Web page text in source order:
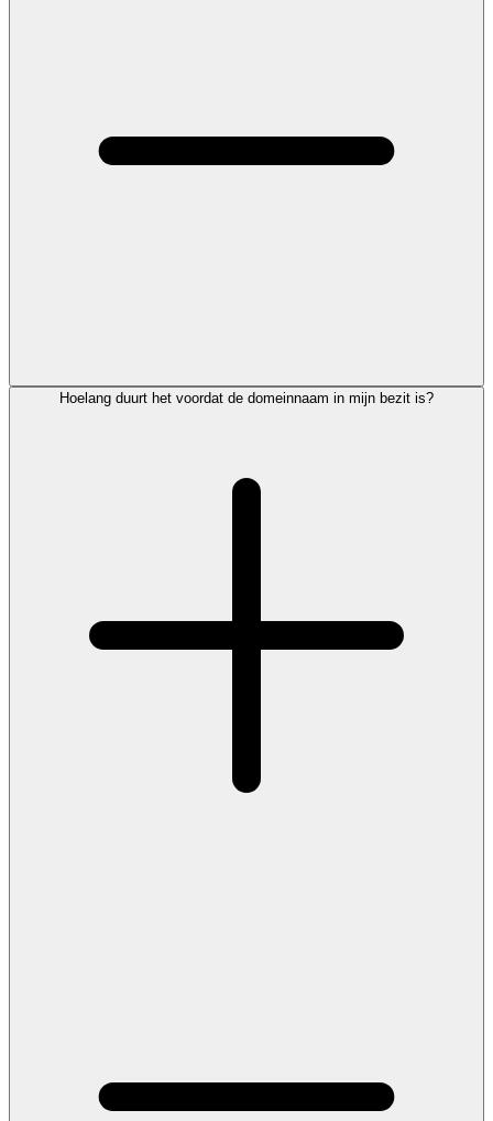
Hoelang duurt het voordat de domeinnaam in mijn bezit is?